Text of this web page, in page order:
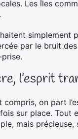
Les îles
simplement
par le bruit
l’esprit
on part
sur place.
mais